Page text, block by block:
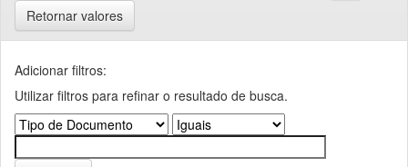
Retornar valores
Adicionar filtros:
Utilizar filtros para refinar o resultado de busca.